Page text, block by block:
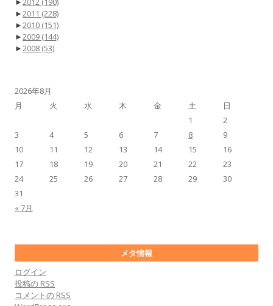
►2011 (228)
►2010 (151)
►2009 (144)
►2008 (53)
2026年8月
月
火 水 木 金 土 日
« 7月
1
2
3
4 5 6 7 8
9
10
11 12 13 14 15
16
17
18 19 20 21 22
23
24
25 26 27 28 29
30
31
メタ情報
ログイン
投稿の RSS
コメントの RSS